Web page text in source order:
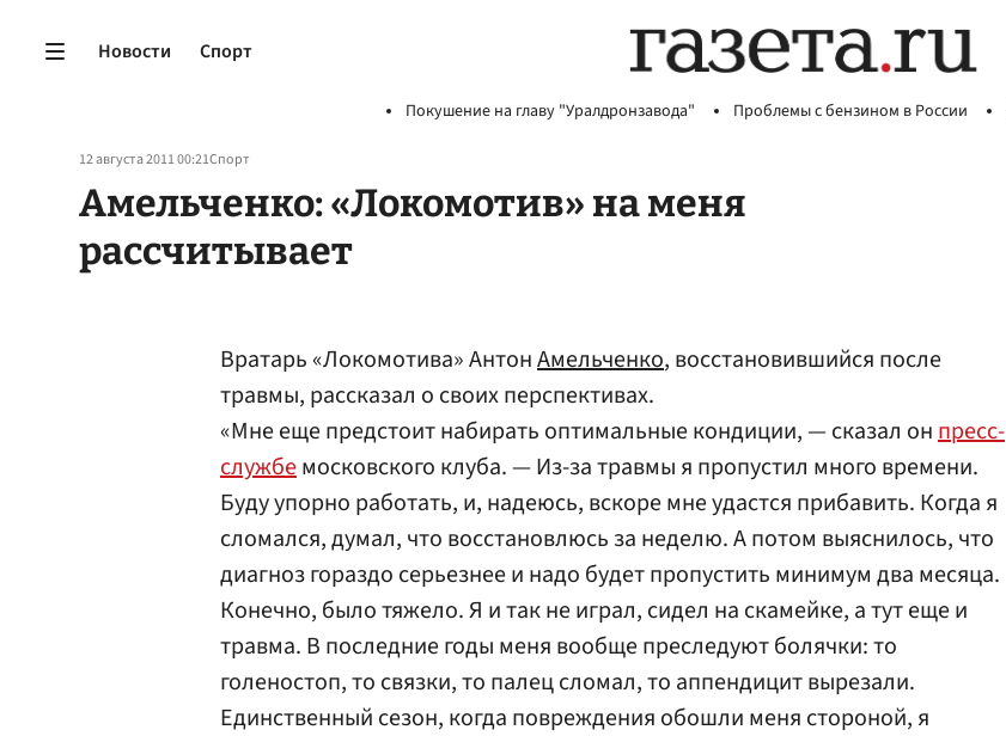
Новости Спорт
Покушение на главу "Уралдронзавода" Проблемы с бензином в России
12 августа 2011 00:21Спорт
Амельченко: «Локомотив» на меня
рассчитывает
Вратарь «Локомотива» АнтонАмельченко, восстановившийся после
травмы, рассказал о своих перспективах.
«Мне еще предстоит набирать оптимальные кондиции, — сказал онпресс-
службемосковского клуба. — Из-за травмы я пропустил много времени.
Буду упорно работать, и, надеюсь, вскоре мне удастся прибавить. Когда я
сломался, думал, что восстановлюсь за неделю. А потом выяснилось, что
диагноз гораздо серьезнее и надо будет пропустить минимум два месяца.
Конечно, было тяжело. Я и так не играл, сидел на скамейке, а тут еще и
травма. В последние годы меня вообще преследуют болячки: то
голеностоп, то связки, то палец сломал, то аппендицит вырезали.
Единственный сезон, когда повреждения обошли меня стороной, я